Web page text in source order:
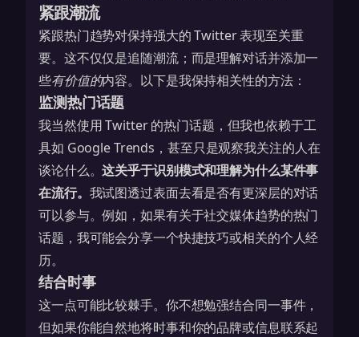
紧跟潮流
紧跟热门趋势对保持强大的 Twitter 表现至关重
要。这不仅仅是追随潮流；而是理解对话并添加一
些有价值的内容。以下是我保持相关性的方法：
监测热门话题
我当然使用 Twitter 的热门话题，但我也依赖于工
具如 Google Trends，甚至只是观察我关注的人在
谈论什么。这关乎于识别模式和理解为什么某件事
在流行。 我试图透过表面去看是否有更深层的对话
可以参与。例如，如果有关于社交媒体趋势的热门
话题，我可能会分享一个快捷技巧或相关的个人经
历。
结合时事
这一点可能比较棘手。你不想勉强结合同一事件，
但如果你能自然地将时事和你的品牌或信息联系起